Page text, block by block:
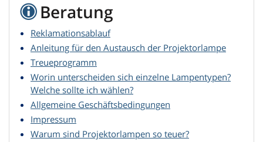
Beratung
Reklamationsablauf
Anleitung für den Austausch der Projektorlampe
Treueprogramm
Worin unterscheiden sich einzelne Lampentypen?
Welche sollte ich wählen?
Allgemeine Geschäftsbedingungen
Impressum
Warum sind Projektorlampen so teuer?